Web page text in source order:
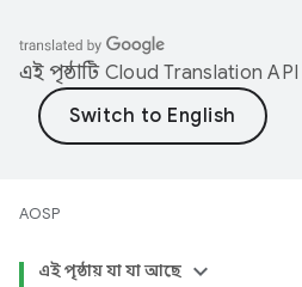
এই পৃষ্ঠাটি Cloud Translation API
AOSP
এই পৃষ্ঠায় যা যা আছে